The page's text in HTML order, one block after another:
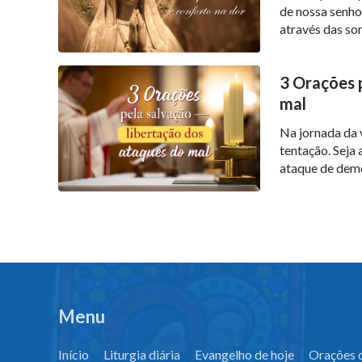
de nossa
através das
3 Orações
mal
Na jornada da
tentação. Seja
ataque de
Menu
Início Liturgia diária Evangelho de hoje Orações